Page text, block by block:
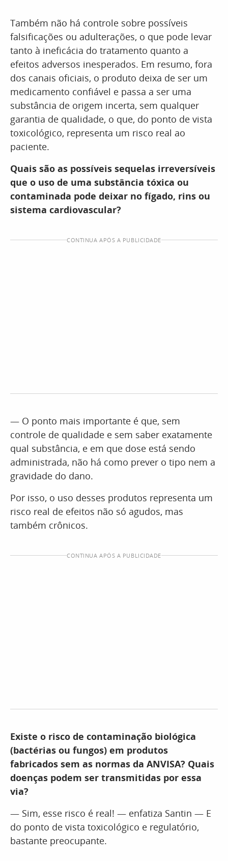
Também não há controle sobre possíveis
falsificações ou adulterações, o que pode levar
tanto à ineficácia do tratamento quanto a
efeitos adversos inesperados. Em resumo, fora
dos canais oficiais, o produto deixa de ser um
medicamento confiável e passa a ser uma
substância de origem incerta, sem qualquer
garantia de qualidade, o que, do ponto de vista
toxicológico, representa um risco real ao
paciente.
Quais são as possíveis sequelas irreversíveis
que o uso de uma substância tóxica ou
contaminada pode deixar no fígado, rins ou
sistema cardiovascular?
CONTINUA APÓS A PUBLICIDADE
— O ponto mais importante é que, sem
controle de qualidade e sem saber exatamente
qual substância, e em que dose está sendo
administrada, não há como prever o tipo nem a
gravidade do dano.
Por isso, o uso desses produtos representa um
risco real de efeitos não só agudos, mas
também crônicos.
CONTINUA APÓS A PUBLICIDADE
Existe o risco de contaminação biológica
(bactérias ou fungos) em produtos
fabricados sem as normas da ANVISA? Quais
doenças podem ser transmitidas por essa
via?
— Sim, esse risco é real! — enfatiza Santin — E
do ponto de vista toxicológico e regulatório,
bastante preocupante.